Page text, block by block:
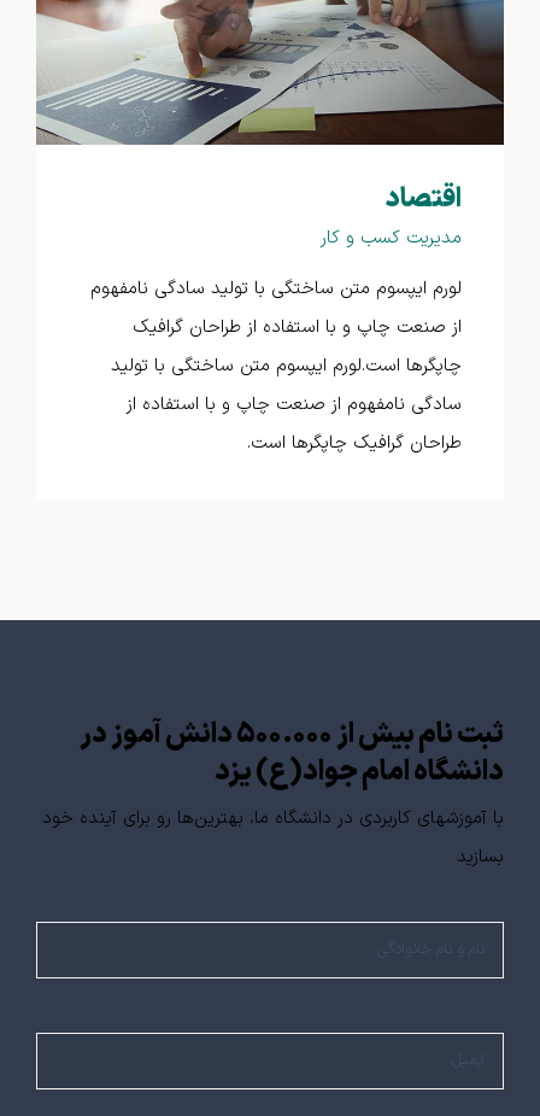
اقتصاد
مدیریت کسب و کار
لورم ایپسوم متن ساختگی با تولید سادگی نامفهوم
از صنعت چاپ و با استفاده از طراحان گرافیک
چاپگرها است.لورم ایپسوم متن ساختگی با تولید
سادگی نامفهوم از صنعت چاپ و با استفاده از
طراحان گرافیک چاپگرها است.
ثبت نام بیش از ۵۰۰.۰۰۰ دانش آموز در
دانشگاه امام جواد(ع) یزد
با آموزشهای کاربردی در دانشگاه ما، بهترین‌ها رو برای آینده خود
بسازید